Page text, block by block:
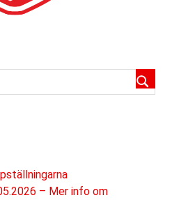
– Mer info om